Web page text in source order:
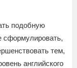
подобную
сформулировать,
тем,
английского